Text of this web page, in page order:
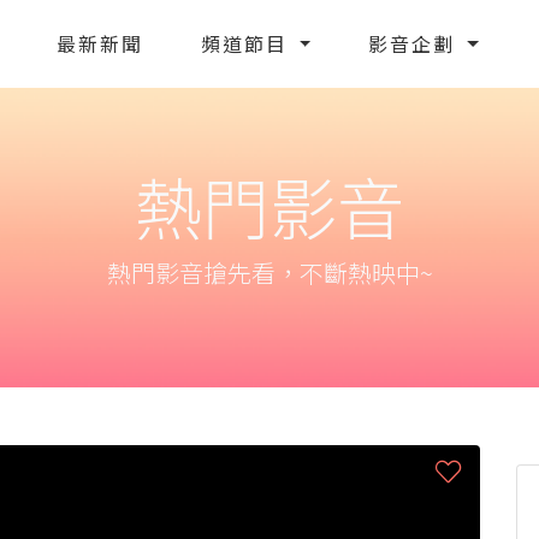
最新新聞 頻道節目 影音企劃
熱門影音
熱門影音搶先看，不斷熱映中~